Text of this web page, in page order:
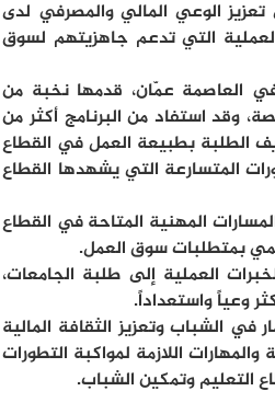
تعزيز الوعي المالي والمصرفي لدى
التي تدعم جاهزيتهم لسوق
في (11) جامعة أردنية في العاصمة عمّان، قدمها نخبة من
وقد استفاد من البرنامج أكثر من
الطلبة بطبيعة العمل في القطاع
المتسارعة التي يشهدها القطاع
المهنية المتاحة في القطاع
بمتطلبات سوق العمل.
العملية إلى طلبة الجامعات،
وعياً واستعداداً.
في الشباب وتعزيز الثقافة المالية
اللازمة لمواكبة التطورات
التعليم وتمكين الشباب.